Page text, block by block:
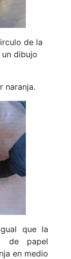
de la
dibujo
naranja.
que la
de papel
en medio